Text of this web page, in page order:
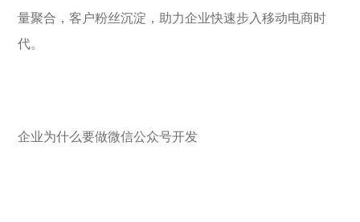
量聚合，客户粉丝沉淀，助力企业快速步入移动电商时
代。
企业为什么要做微信公众号开发